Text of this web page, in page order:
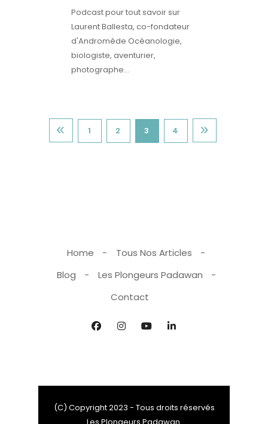
Podcast pour tout savoir sur
Laurent Ballesta, co-fondateur
d'Andromède Océanologie,
biologiste, aventurier,
photographe...
1 2 3 4
Home
Tous Nos Articles
Blog
Les Plongeurs Padawan
Contact
(C) Copyright 2023 - Tous droits réservés